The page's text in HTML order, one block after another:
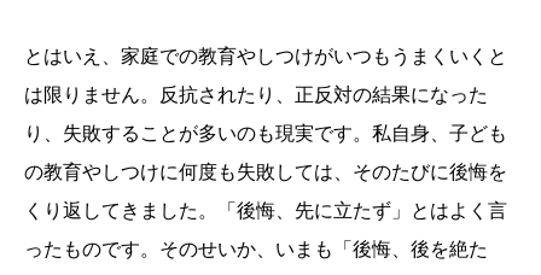
とはいえ、家庭での教育やしつけがいつもうまくいくと
は限りません。反抗されたり、正反対の結果になった
り、失敗することが多いのも現実です。私自身、子ども
の教育やしつけに何度も失敗しては、そのたびに後悔を
くり返してきました。「後悔、先に立たず」とはよく言
ったものです。そのせいか、いまも「後悔、後を絶た